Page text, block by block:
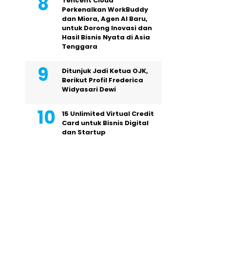
Perkenalkan WorkBuddy
dan Miora, Agen AI Baru,
untuk Dorong Inovasi dan
Hasil Bisnis Nyata di Asia
Tenggara
Ditunjuk Jadi Ketua OJK,
Berikut Profil Frederica
Widyasari Dewi
15 Unlimited Virtual Credit
Card untuk Bisnis Digital
dan Startup